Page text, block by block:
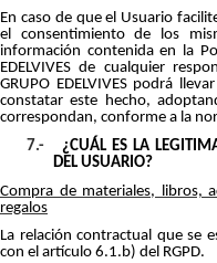
En caso de que el Usuario
el consentimiento de los
información contenida en la
EDELVIVES de cualquier
GRUPO EDELVIVES podrá
constatar este hecho,
correspondan, conforme a la
7.-
¿CUÁL ES LA
DEL USUARIO?
Compra de materiales, libros,
regalos
La relación contractual que se
con el artículo 6.1.b) del RGPD.